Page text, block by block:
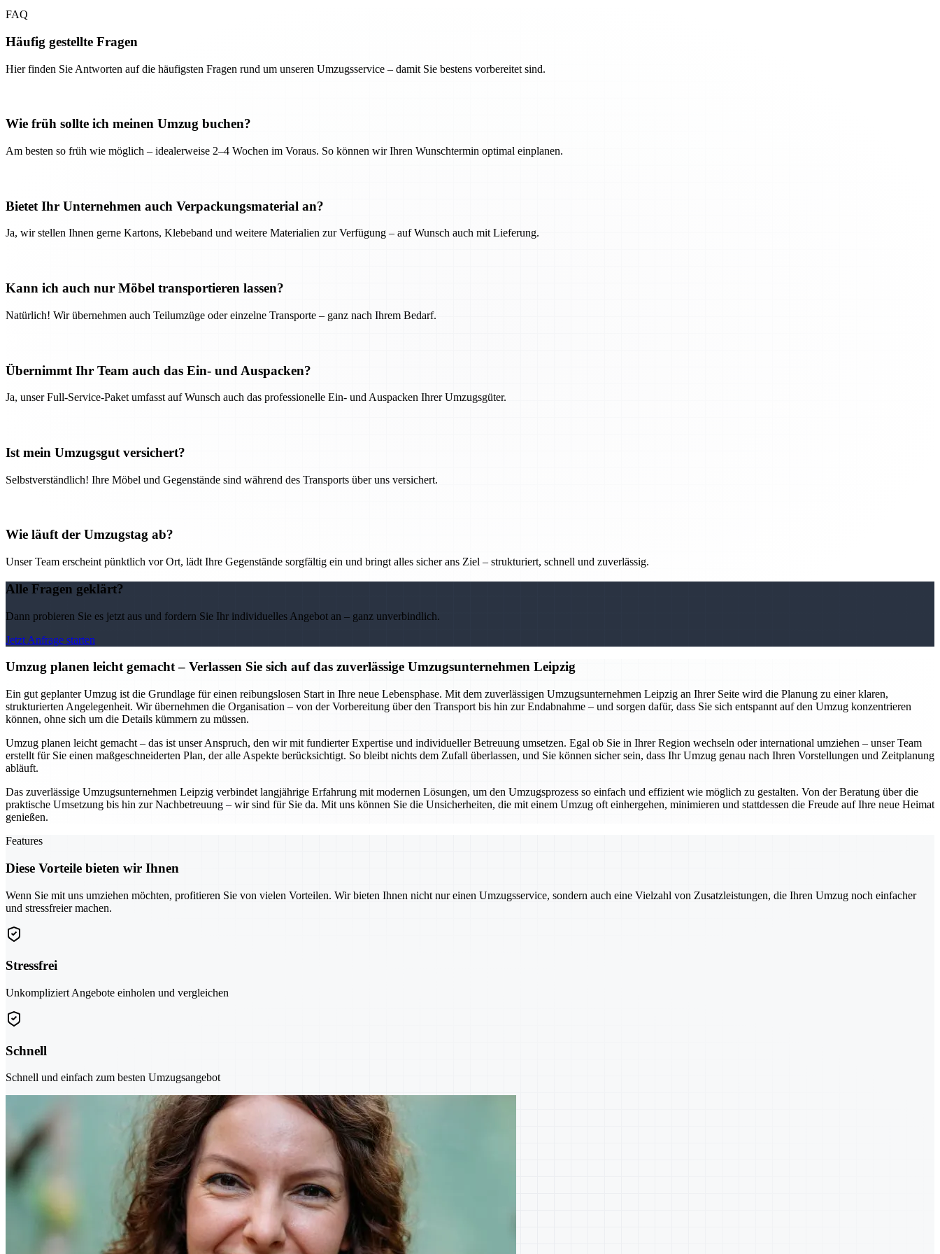
FAQ
Häufig gestellte Fragen
Hier finden Sie Antworten auf die häufigsten Fragen rund um unseren Umzugsservice – damit Sie bestens vorbereitet sind.
Wie früh sollte ich meinen Umzug buchen?
Am besten so früh wie möglich – idealerweise 2–4 Wochen im Voraus. So können wir Ihren Wunschtermin optimal einplanen.
Bietet Ihr Unternehmen auch Verpackungsmaterial an?
Ja, wir stellen Ihnen gerne Kartons, Klebeband und weitere Materialien zur Verfügung – auf Wunsch auch mit Lieferung.
Kann ich auch nur Möbel transportieren lassen?
Natürlich! Wir übernehmen auch Teilumzüge oder einzelne Transporte – ganz nach Ihrem Bedarf.
Übernimmt Ihr Team auch das Ein- und Auspacken?
Ja, unser Full-Service-Paket umfasst auf Wunsch auch das professionelle Ein- und Auspacken Ihrer Umzugsgüter.
Ist mein Umzugsgut versichert?
Selbstverständlich! Ihre Möbel und Gegenstände sind während des Transports über uns versichert.
Wie läuft der Umzugstag ab?
Unser Team erscheint pünktlich vor Ort, lädt Ihre Gegenstände sorgfältig ein und bringt alles sicher ans Ziel – strukturiert, schnell und zuverlässig.
Alle Fragen geklärt?
Dann probieren Sie es jetzt aus und fordern Sie Ihr individuelles Angebot an – ganz unverbindlich.
Jetzt Anfrage starten
Umzug planen leicht gemacht – Verlassen Sie sich auf das zuverlässige Umzugsunternehmen Leipzig
Ein gut geplanter Umzug ist die Grundlage für einen reibungslosen Start in Ihre neue Lebensphase. Mit dem zuverlässigen Umzugsunternehmen Leipzig an Ihrer Seite wird die Planung zu einer klaren,
strukturierten Angelegenheit. Wir übernehmen die Organisation – von der Vorbereitung über den Transport bis hin zur Endabnahme – und sorgen dafür, dass Sie sich entspannt auf den Umzug konzentrieren
können, ohne sich um die Details kümmern zu müssen.
Umzug planen leicht gemacht – das ist unser Anspruch, den wir mit fundierter Expertise und individueller Betreuung umsetzen. Egal ob Sie in Ihrer Region wechseln oder international umziehen – unser Team
erstellt für Sie einen maßgeschneiderten Plan, der alle Aspekte berücksichtigt. So bleibt nichts dem Zufall überlassen, und Sie können sicher sein, dass Ihr Umzug genau nach Ihren Vorstellungen und Zeitplanung
abläuft.
Das zuverlässige Umzugsunternehmen Leipzig verbindet langjährige Erfahrung mit modernen Lösungen, um den Umzugsprozess so einfach und effizient wie möglich zu gestalten. Von der Beratung über die
praktische Umsetzung bis hin zur Nachbetreuung – wir sind für Sie da. Mit uns können Sie die Unsicherheiten, die mit einem Umzug oft einhergehen, minimieren und stattdessen die Freude auf Ihre neue Heimat
genießen.
Features
Diese Vorteile bieten wir Ihnen
Wenn Sie mit uns umziehen möchten, profitieren Sie von vielen Vorteilen. Wir bieten Ihnen nicht nur einen Umzugsservice, sondern auch eine Vielzahl von Zusatzleistungen, die Ihren Umzug noch einfacher
und stressfreier machen.
Stressfrei
Unkompliziert Angebote einholen und vergleichen
Schnell
Schnell und einfach zum besten Umzugsangebot